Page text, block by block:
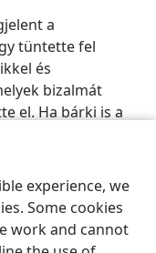
experience, we
Some cookies
work and cannot
a
tüntette fel
és
bizalmát
el. Ha bárki is a
hűsége rendkívüli
utazások
a testvéreket,
Kanadában,
is. Vajon ez